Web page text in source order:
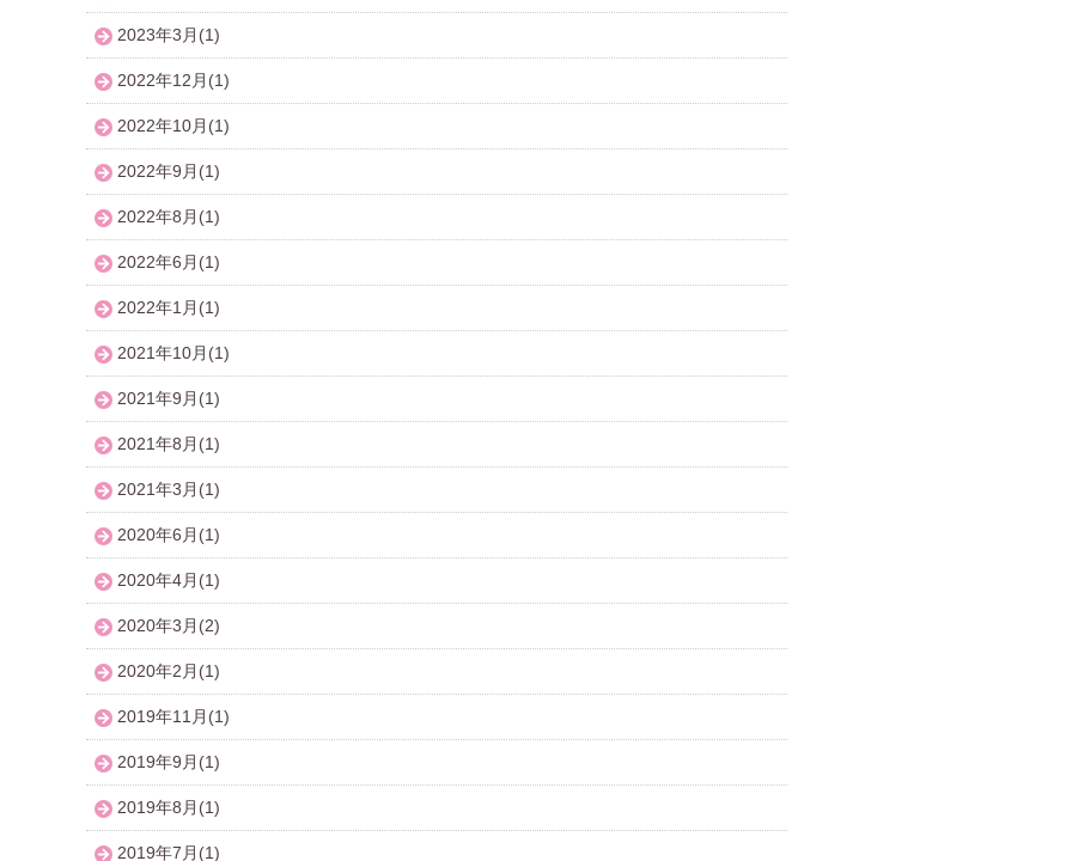
2023年3月(1)
2022年12月(1)
2022年10月(1)
2022年9月(1)
2022年8月(1)
2022年6月(1)
2022年1月(1)
2021年10月(1)
2021年9月(1)
2021年8月(1)
2021年3月(1)
2020年6月(1)
2020年4月(1)
2020年3月(2)
2020年2月(1)
2019年11月(1)
2019年9月(1)
2019年8月(1)
2019年7月(1)